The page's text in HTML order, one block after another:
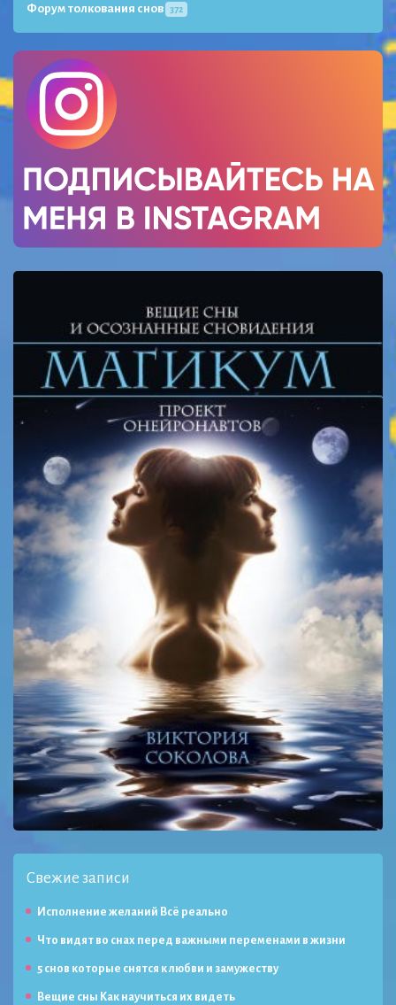
Форум толкования снов 372
Свежие записи
Исполнение желаний Всё реально
Что видят во снах перед важными переменами в жизни
5 снов которые снятся к любви и замужеству
Вещие сны Как научиться их видеть